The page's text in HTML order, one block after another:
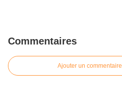
Commentaires
Ajouter un commentaire